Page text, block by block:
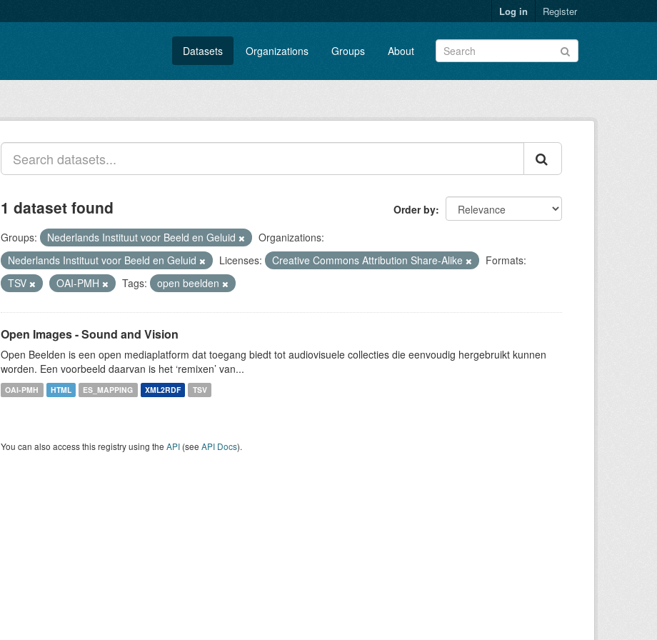
Log in Register
Datasets Organizations Groups About
Order by
1 dataset found
Groups: Nederlands Instituut voor Beeld en Geluid
Organizations:
Nederlands Instituut voor Beeld en Geluid
Licenses: Creative Commons Attribution Share-Alike
Formats:
TSV
OAI-PMH Tags: open beelden
Open Images - Sound and Vision
Open Beelden is een open mediaplatform dat toegang biedt tot audiovisuele collecties die eenvoudig hergebruikt kunnen
worden. Een voorbeeld daarvan is het ‘remixen’ van...
OAI-PMH HTML ES_MAPPING XML2RDF TSV
You can also access this registry using the API (see API Docs).